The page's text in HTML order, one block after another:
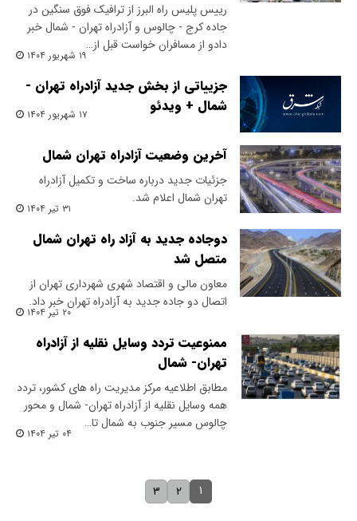
رییس پلیس راه البرز از ترافیک فوق سنگین در
جاده کرج - چالوس و آزادراه تهران - شمال خبر
دادو از مسافران خواست قبل از…
۱۹ شهریور ۱۴۰۴
جزییاتی از بخش جدید آزادراه تهران -
شمال + ویدئو
۱۷ شهریور ۱۴۰۴
آخرین وضعیت آزادراه تهران شمال
جزئیات جدید درباره ساخت و تکمیل آزادراه
تهران شمال اعلام شد.
۳۱ تیر ۱۴۰۴
دو‌جاده جدید به آزاد راه تهران شمال
متصل شد
معاون مالی و اقتصاد شهری شهرداری تهران از
اتصال دو جاده جدید به آزادراه تهران خبر داد.
۲۰ تیر ۱۴۰۴
ممنوعیت تردد وسایل نقلیه از آزادراه
تهران- شمال
مطابق اطلاعیه مرکز مدیریت راه های کشور، تردد
همه وسایل نقلیه از آزادراه تهران- شمال و محور
چالوس مسیر جنوب به شمال تا…
۰۴ تیر ۱۴۰۴
۱ ۲ ۳